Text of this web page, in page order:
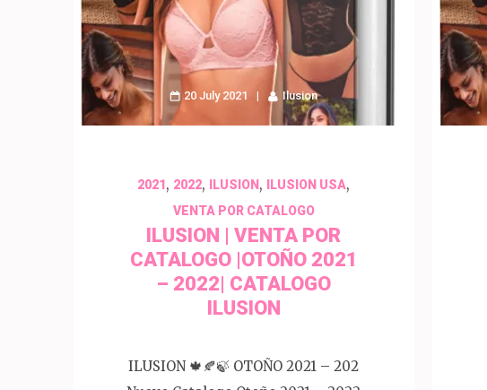
20 July 2021 Ilusion
2021, 2022, ILUSION , ILUSION USA,
VENTA POR CATALOGO
ILUSION | VENTA POR
CATALOGO |OTOÑO 2021
– 2022| CATALOGO
ILUSION
ILUSION 🍁🍂🍃 OTOÑO 2021 – 202